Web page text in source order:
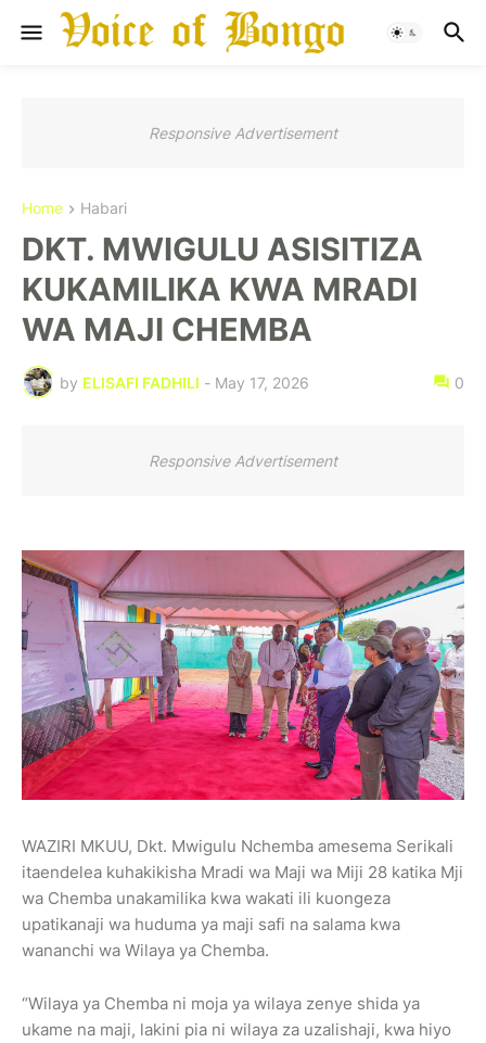
Responsive Advertisement
Home Habari
DKT. MWIGULU ASISITIZA
KUKAMILIKA KWA MRADI
WA MAJI CHEMBA
by ELISAFI FADHILI - May 17, 2026 0
Responsive Advertisement
WAZIRI MKUU, Dkt. Mwigulu Nchemba amesema Serikali
itaendelea kuhakikisha Mradi wa Maji wa Miji 28 katika Mji
wa Chemba unakamilika kwa wakati ili kuongeza
upatikanaji wa huduma ya maji safi na salama kwa
wananchi wa Wilaya ya Chemba.
“Wilaya ya Chemba ni moja ya wilaya zenye shida ya
ukame na maji, lakini pia ni wilaya za uzalishaji, kwa hiyo